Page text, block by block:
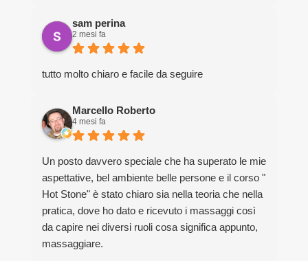
sam perina
2 mesi fa
tutto molto chiaro e facile da seguire
Marcello Roberto
4 mesi fa
Un posto davvero speciale che ha superato le mie
aspettative, bel ambiente belle persone e il corso "
Hot Stone" è stato chiaro sia nella teoria che nella
pratica, dove ho dato e ricevuto i massaggi così
da capire nei diversi ruoli cosa significa appunto,
massaggiare.